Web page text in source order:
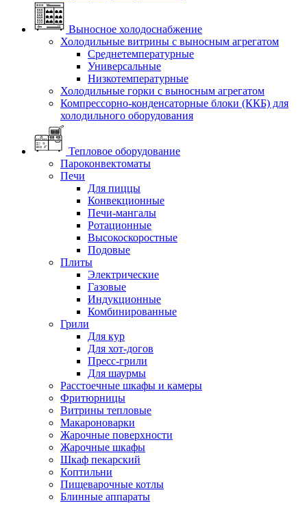
Выносное холодоснабжение
Холодильные витрины с выносным агрегатом
Среднетемпературные
Универсальные
Низкотемпературные
Холодильные горки с выносным агрегатом
Компрессорно-конденсаторные блоки (ККБ) для
холодильного оборудования
Тепловое оборудование
Пароконвектоматы
Печи
Для пиццы
Конвекционные
Печи-мангалы
Ротационные
Высокоскоростные
Подовые
Плиты
Электрические
Газовые
Индукционные
Комбинированные
Грили
Для кур
Для хот-догов
Пресс-грили
Для шаурмы
Расстоечные шкафы и камеры
Фритюрницы
Витрины тепловые
Макароноварки
Жарочные поверхности
Жарочные шкафы
Шкаф пекарский
Коптильни
Пищеварочные котлы
Блинные аппараты